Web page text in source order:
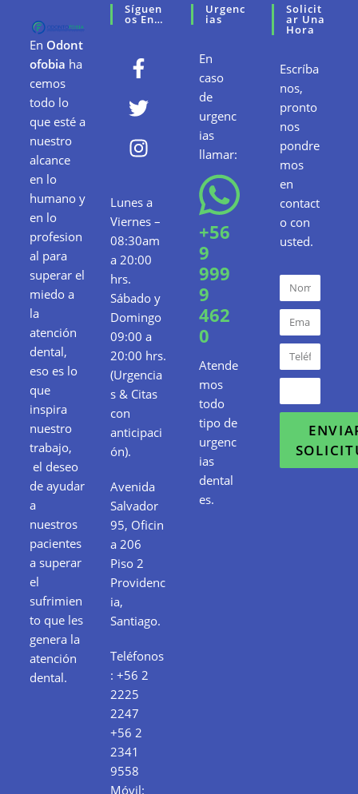
En Odont
ofobia ha
cemos
todo lo
que esté a
nuestro
alcance
en lo
humano y
en lo
profesion
al para
superar el
miedo a
la
atención
dental,
eso es lo
que
inspira
nuestro
trabajo,
el deseo
de ayudar
a
nuestros
pacientes
a superar
el
sufrimien
to que les
genera la
atención
dental.
Síguen
Os En…
Lunes a
Viernes –
08:30am
a 20:00
hrs.
Sábado y
Domingo
09:00 a
20:00 hrs.
(Urgencia
s & Citas
con
anticipaci
ón).
Avenida
Salvador
95, Oficin
a 206
Piso 2
Providenc
ia,
Santiago.
Teléfonos
:+56 2
2225
2247
+56 2
2341
9558
Móvil:
Urgenc
Ias
En
caso
de
urgenc
ias
llamar:
+56
9
999
9
462
0
Atende
mos
todo
tipo de
urgenc
ias
dental
es.
Solicit
Ar Una
Hora
Escríba
nos,
pronto
nos
pondre
mos
en
contact
o con
usted.